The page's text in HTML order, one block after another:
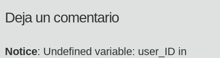
Deja un comentario
Notice: Undefined variable: user_ID in